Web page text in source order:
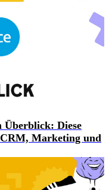
Überblick: Diese
Marketing und